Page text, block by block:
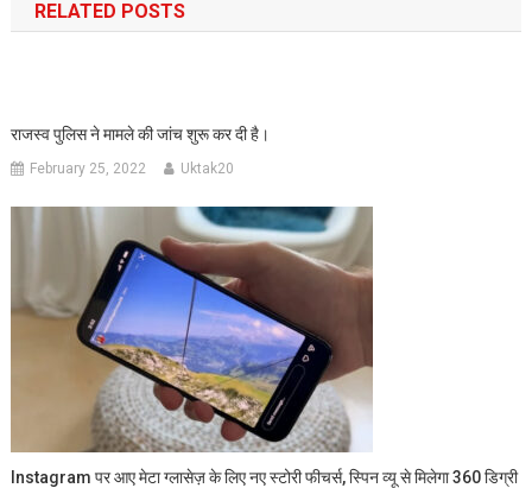
RELATED POSTS
राजस्व पुलिस ने मामले की जांच शुरू कर दी है।
February 25, 2022 Uktak20
Instagram पर आए मेटा ग्लासेज़ के लिए नए स्टोरी फीचर्स, स्पिन व्यू से मिलेगा 360 डिग्री